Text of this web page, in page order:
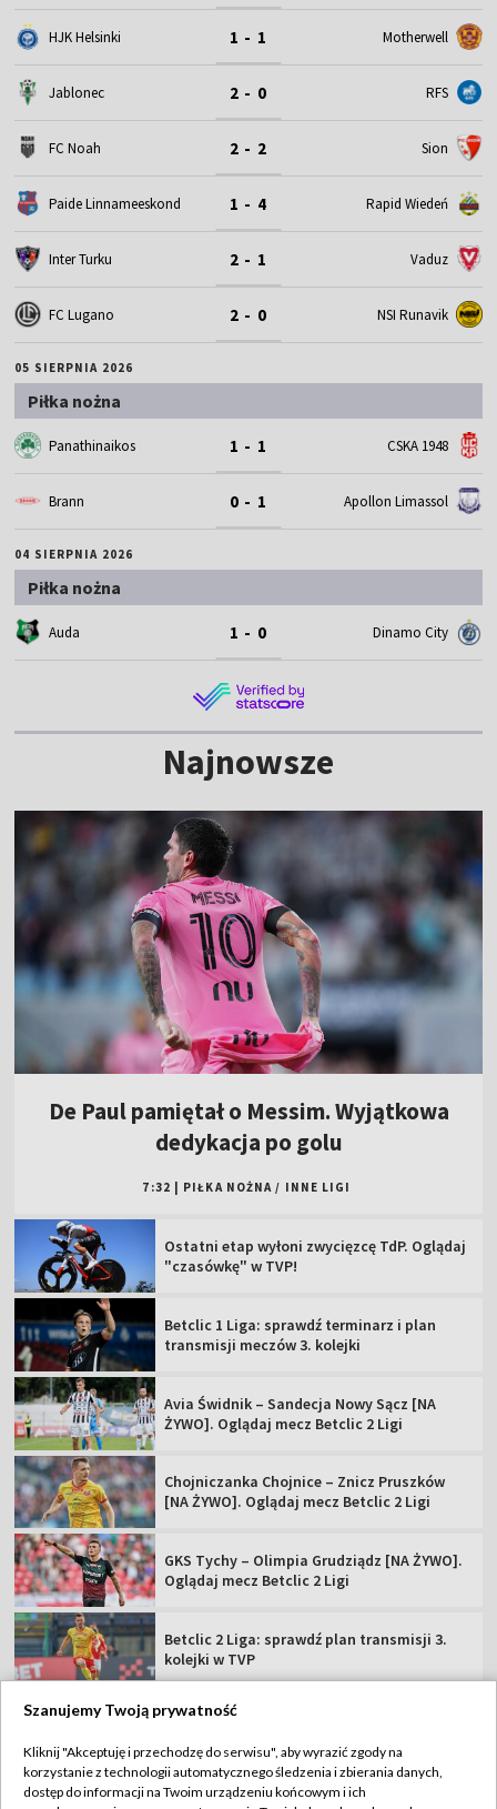
HJK Helsinki 1 - 1 Motherwell
Jablonec 2 - 0 RFS
FC Noah 2 - 2 Sion
Paide Linnameeskond 1 - 4 Rapid Wiedeń
Inter Turku 2 - 1 Vaduz
FC Lugano 2 - 0 NSI Runavik
05 SIERPNIA 2026
Piłka nożna
Panathinaikos 1 - 1 CSKA 1948
Brann 0 - 1 Apollon Limassol
04 SIERPNIA 2026
Piłka nożna
Auda 1 - 0 Dinamo City
Najnowsze
De Paul pamiętał o Messim. Wyjątkowa
dedykacja po golu
7:32 PIŁKA NOŻNA / INNE LIGI
Ostatni etap wyłoni zwycięzcę TdP. Oglądaj
"czasówkę" w TVP!
Betclic 1 Liga: sprawdź terminarz i plan
transmisji meczów 3. kolejki
Avia Świdnik – Sandecja Nowy Sącz [NA
ŻYWO]. Oglądaj mecz Betclic 2 Ligi
Chojniczanka Chojnice – Znicz Pruszków
[NA ŻYWO]. Oglądaj mecz Betclic 2 Ligi
GKS Tychy – Olimpia Grudziądz [NA ŻYWO].
Oglądaj mecz Betclic 2 Ligi
Betclic 2 Liga: sprawdź plan transmisji 3.
kolejki w TVP
TVP
Szanujemy Twoją prywatność
Kliknij "Akceptuję i przechodzę do serwisu", aby wyrazić zgody na
korzystanie z technologii automatycznego śledzenia i zbierania danych,
dostęp do informacji na Twoim urządzeniu końcowym i ich